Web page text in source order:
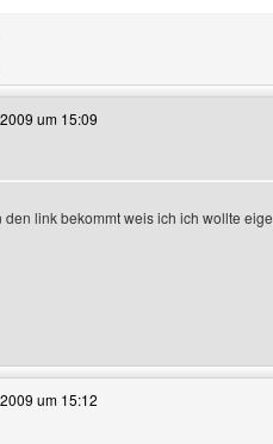
dieses Benutzers besuchen:
Profile anzeigen
um 15:09
den link bekommt weis ich ich wollte
dieses Benutzers besuchen:
um 15:12